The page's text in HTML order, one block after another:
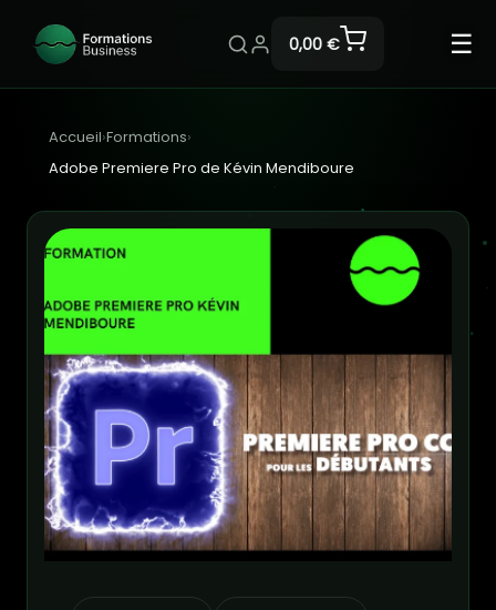
0,00 € ☰
Accueil›Formations›
Adobe Premiere Pro de Kévin Mendiboure